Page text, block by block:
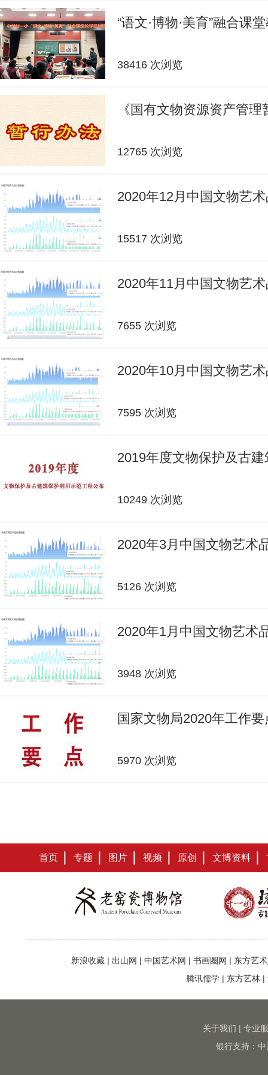
“语文·博物·美育”融合课
38416 次浏览
《国有文物资源资产管
12765 次浏览
2020年12月中国文物艺
15517 次浏览
2020年11月中国文物艺
7655 次浏览
2020年10月中国文物艺
7595 次浏览
2019年度文物保护及古
10249 次浏览
2020年3月中国文物艺术
5126 次浏览
2020年1月中国文物艺术
3948 次浏览
国家文物局2020年工作要
5970 次浏览
首页 专题 图片 视频 原创 文博资料
新浪收藏 | 出山网 | 中国艺术网 | 书画圈网 | 东方艺
腾讯儒学 | 东方艺林 |
关于我们 | 专业
银行支持：